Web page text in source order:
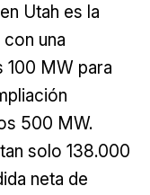
Utah es la
una
100 MW para
500 MW.
solo 138.000
neta de